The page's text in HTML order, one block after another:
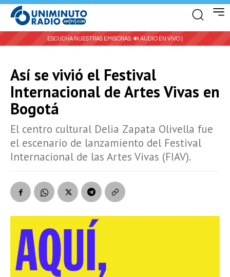
ESCUCHA NUESTRAS EMISORAS: 🔊 AUDIO EN VIVO |
Así se vivió el Festival
Internacional de Artes Vivas en
Bogotá
El centro cultural Delia Zapata Olivella fue
el escenario de lanzamiento del Festival
Internacional de las Artes Vivas (FIAV).